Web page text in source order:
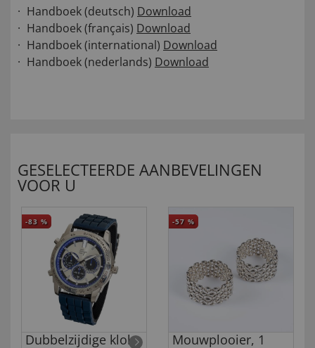
Handboek (deutsch) Download
Handboek (français) Download
Handboek (international) Download
Handboek (nederlands) Download
GESELECTEERDE AANBEVELINGEN
VOOR U
-83 %
Dubbelzijdige klok
-57 %
Mouwplooier, 1